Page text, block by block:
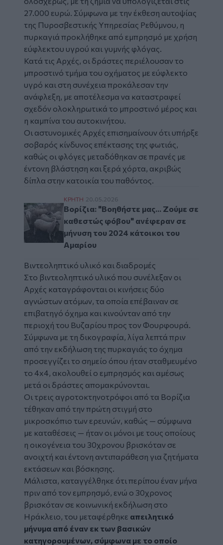
27.000 ευρώ. Σύμφωνα με την έκθεση αυτοψίας
της Πυροσβεστικής Υπηρεσίας Ρεθύμνου, η
πυρκαγιά προκλήθηκε από εμπρησμό με χρήση
εύφλεκτου υγρού και γυμνής φλόγας.
Κατά τις Αρχές, οι δράστες περιέλουσαν το
μπροστινό τμήμα του οχήματος με εύφλεκτο
υγρό και στη συνέχεια προκάλεσαν την
ανάφλεξη, με αποτέλεσμα να καταστραφεί
σχεδόν ολοκληρωτικά το μπροστινό μέρος και
η καμπίνα του αυτοκινήτου.
Οι αστυνομικές Αρχές επισημαίνουν ότι υπήρξε
σοβαρός κίνδυνος επέκτασης της φωτιάς,
καθώς οι φλόγες μεταδόθηκαν σε πρανές με
έντονη βλάστηση και ξερά χόρτα, ακριβώς
δίπλα στην κατοικία του παθόντος.
Βορίζια: "Βοηθήστε μας... Ζούμε σε
ΚΡΗΤΗ 20.05.2026
Βορίζια: "Βοηθήστε μας... Ζούμε σε
καθεστώς φόβου" ανέφεραν σε
μήνυση του 2024 κάτοικοι του
Αμαρίου
Βιντεοληπτικό υλικό και διαδρομές
Στο βιντεοληπτικό υλικό που συνέλεξαν οι
Αρχές καταγράφονται οι κινήσεις δύο
αγνώστων ατόμων, τα οποία επέβαιναν σε
επιβατηγό όχημα και κινούνταν από την
περιοχή του Βυζαρίου προς τον Φουρφουρά.
Σύμφωνα με τη δικογραφία, λίγα λεπτά πριν
από την εκδήλωση της πυρκαγιάς το όχημα
προσεγγίζει το σημείο όπου ήταν σταθμευμένο
το 4x4, ακολουθεί ο εμπρησμός και αμέσως
μετά οι δράστες απομακρύνονται.
Οι τρεις αγροτοκτηνοτρόφοι από τα Βορίζια
τέθηκαν από την πρώτη στιγμή στο
μικροσκόπιο των ερευνών, καθώς — σύμφωνα
με καταθέσεις — ήταν οι μόνοι με τους οποίους
η οικογένεια του 30χρονου βρισκόταν σε
ανοιχτή και έντονη αντιπαράθεση για ζητήματα
εκτάσεων και βόσκησης.
Μάλιστα, καταγγέλθηκε ότι περίπου έναν μήνα
πριν από τον εμπρησμό, ενώ ο 30χρονος
βρισκόταν σε κοινωνική εκδήλωση στο
Ηράκλειο, του μεταφέρθηκε απειλητικό
μήνυμα από έναν εκ των βασικών
κατηγορουμένων, σύμφωνα με το οποίο